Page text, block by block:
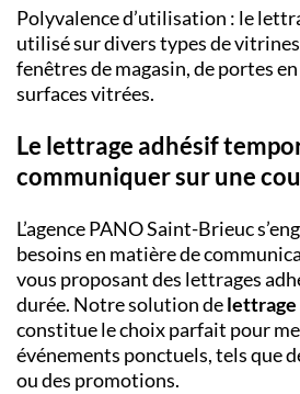
Polyvalence d’utilisation : le
utilisé sur divers types de vitrines,
fenêtres de magasin, de portes
surfaces vitrées.
Le lettrage adhésif
communiquer sur une
L’agence PANOSaint-Brieuc
besoins en matière de
vous proposant des lettrages
durée. Notre solution delettrage
constitue le choix parfait pour
événements ponctuels, tels que
ou des promotions.